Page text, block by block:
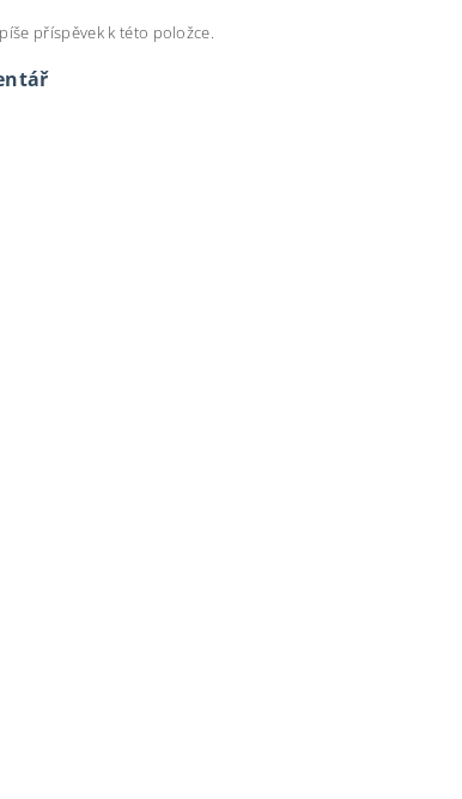
příspěvek k této položce.